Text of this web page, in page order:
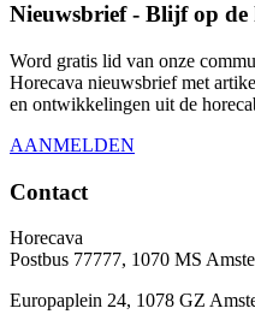
Nieuwsbrief - Blijf op de
Word gratis lid van onze
Horecava nieuwsbrief met
en ontwikkelingen uit de
AANMELDEN
Contact
Horecava
Postbus 77777, 1070 MS
Europaplein 24, 1078 GZ